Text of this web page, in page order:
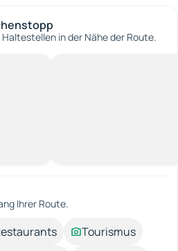
in der Nähe der Route.
Ihrer Route.
Tourismus